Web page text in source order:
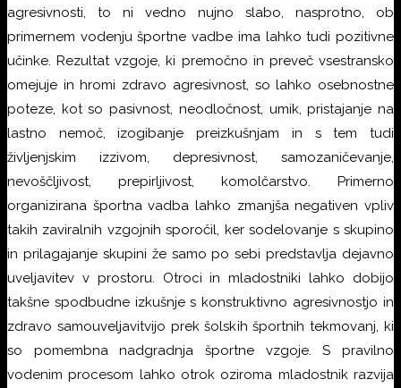
agresivnosti, to ni vedno nujno slabo, nasprotno, ob
primernem vodenju športne vadbe ima lahko tudi pozitivne
učinke. Rezultat vzgoje, ki premočno in preveč vsestransko
omejuje in hromi zdravo agresivnost, so lahko osebnostne
poteze, kot so pasivnost, neodločnost, umik, pristajanje na
lastno nemoč, izogibanje preizkušnjam in s tem tudi
življenjskim izzivom, depresivnost, samozaničevanje,
nevoščljivost, prepirljivost, komolčarstvo. Primerno
organizirana športna vadba lahko zmanjša negativen vpliv
takih zaviralnih vzgojnih sporočil, ker sodelovanje s skupino
in prilagajanje skupini že samo po sebi predstavlja dejavno
uveljavitev v prostoru. Otroci in mladostniki lahko dobijo
takšne spodbudne izkušnje s konstruktivno agresivnostjo in
zdravo samouveljavitvijo prek šolskih športnih tekmovanj, ki
so pomembna nadgradnja športne vzgoje. S pravilno
vodenim procesom lahko otrok oziroma mladostnik razvija